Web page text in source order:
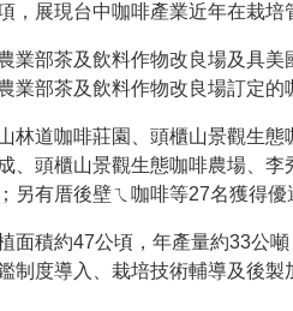
質, 請撥打通報專線0800-
應非洲豬瘟疫情，市民端
空演習行動網路降速演練，
，展現台中咖啡產業近年在栽
業部茶及飲料作物改良場及具
業部茶及飲料作物改良場訂定
林道咖啡莊園、頭櫃山景觀生
、頭櫃山景觀生態咖啡農場、
另有厝後壁ㄟ咖啡等27名獲得
面積約47公頃，年產量約33公
制度導入、栽培技術輔導及後